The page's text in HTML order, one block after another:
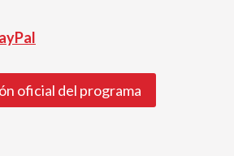
oficial del programa